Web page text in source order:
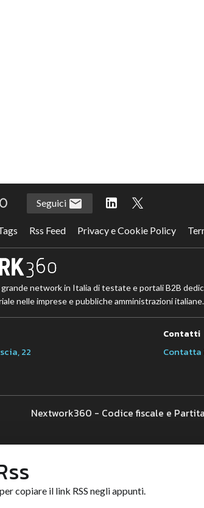
Seguici
Rss Feed Privacy e Cookie Policy
grande network in Italia di testate e portali B2B
nelle imprese e pubbliche amministrazioni italiane.
22
Contatti
Contatta
Nextwork360 - Codice fiscale e Partita
copiare il link RSS negli appunti.